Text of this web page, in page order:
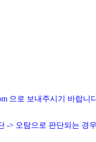
으로 보내주시기 바랍니
-> 오탐으로 판단되는 경